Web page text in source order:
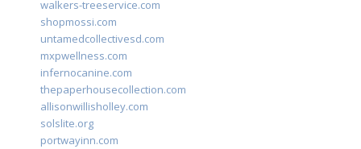
walkers-treeservice.com
shopmossi.com
untamedcollectivesd.com
mxpwellness.com
infernocanine.com
thepaperhousecollection.com
allisonwillisholley.com
solslite.org
portwayinn.com